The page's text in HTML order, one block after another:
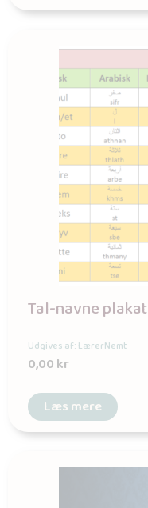
Tal-navne plakat
Udgives af: LærerNemt
0,00kr
Læs mere